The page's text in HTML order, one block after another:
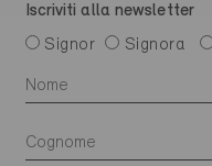
Iscriviti alla newsletter
Signor
Signora